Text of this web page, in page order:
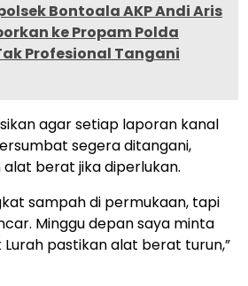
Bontoala AKP Andi Aris
ke Propam Polda
Profesional Tangani
agar setiap laporan kanal
segera ditangani,
berat jika diperlukan.
sampah di permukaan, tapi
Minggu depan saya minta
Lurah pastikan alat berat turun,”